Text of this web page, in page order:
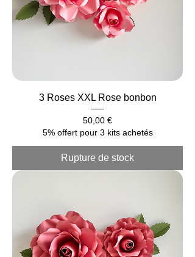
3 Roses XXL Rose bonbon
Prix
50,00 €
5% offert pour 3 kits achetés
Rupture de stock